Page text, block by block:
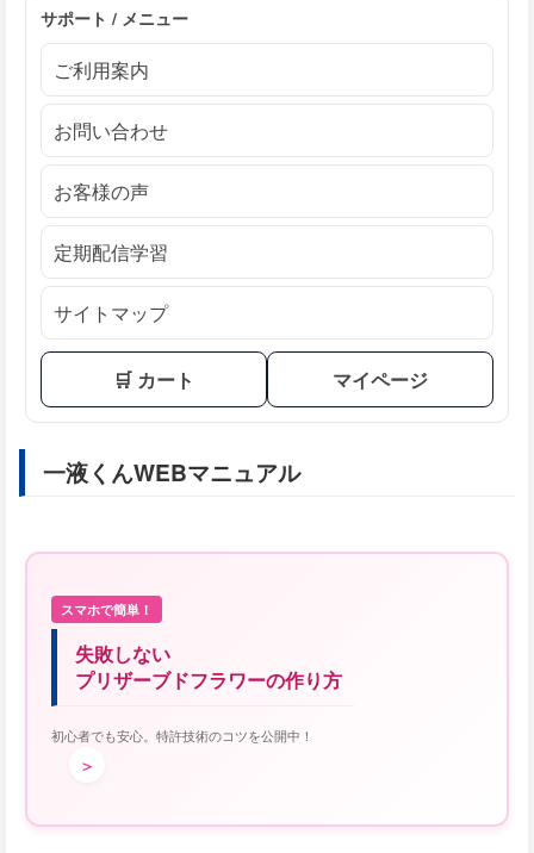
サポート / メニュー
ご利用案内
お問い合わせ
お客様の声
定期配信学習
サイトマップ
🛒 カート マイページ
一液くんWEBマニュアル
スマホで簡単！
失敗しない
プリザーブドフラワーの作り方
初心者でも安心。特許技術のコツを公開中！
＞